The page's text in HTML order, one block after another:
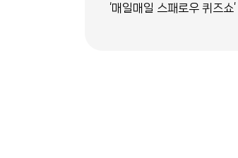
‘매일매일 스패로우 퀴즈